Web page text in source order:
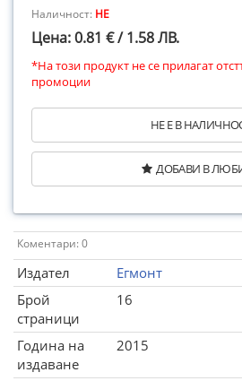
Наличност: НЕ
Цена: 0.81 € / 1.58 ЛВ.
*На този продукт не се прилагат
промоции
НЕ Е В
ДОБАВИ В
Коментари: 0
Издател
Егмонт
Брой
страници
16
Година на
издаване
2015